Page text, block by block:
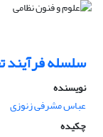
سلسله فرآیند
نویسنده
عباس مشرفی زنوزی
چکیده